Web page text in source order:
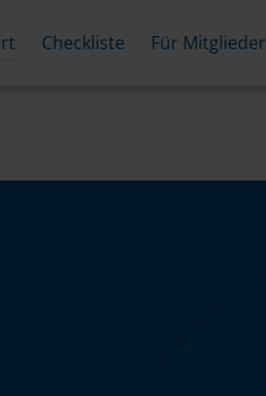
Checkliste Für Mitglieder